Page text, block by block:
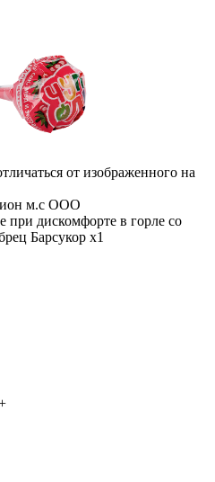
от изображенного на
м.с ООО
при дискомфорте в горле со
Барсукор x1